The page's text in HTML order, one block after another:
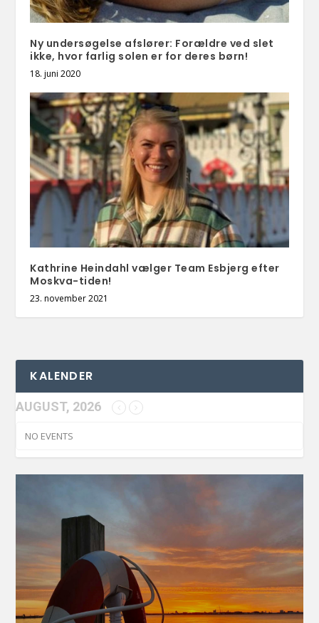
Ny undersøgelse afslører: Forældre ved slet
ikke, hvor farlig solen er for deres børn!
18. juni 2020
Kathrine Heindahl vælger Team Esbjerg efter
Moskva-tiden!
23. november 2021
KALENDER
AUGUST, 2026
NO EVENTS